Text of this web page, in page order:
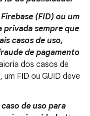
(FID) ou um
privada sempre que
casos de uso,
de pagamento
dos casos de
um FID ou GUID deve
de uso para